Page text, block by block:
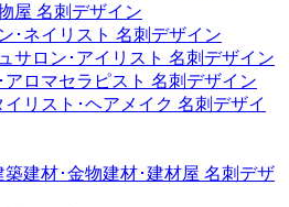
屋 名刺デザイン
･ネイリスト 名刺デザイン
サロン･アイリスト 名刺デザイン
アロマセラピスト 名刺デザイン
イリスト･ヘアメイク 名刺デザイ
築建材･金物建材･建材屋 名刺デザ